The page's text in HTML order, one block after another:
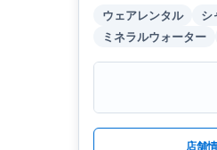
ウェアレンタル シ
ミネラルウォーター
店舗